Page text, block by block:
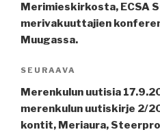
Merimieskirkosta, ECSA
merivakuuttajien
Muugassa.
Seuraava
artikkeli
SEURAAVA
Merenkulun uutisia
merenkulun uutiskirje 2/
kontit, Meriaura,